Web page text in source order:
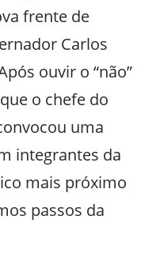
frente de
Carlos
ouvir o “não”
o chefe do
uma
integrantes da
mais próximo
passos da